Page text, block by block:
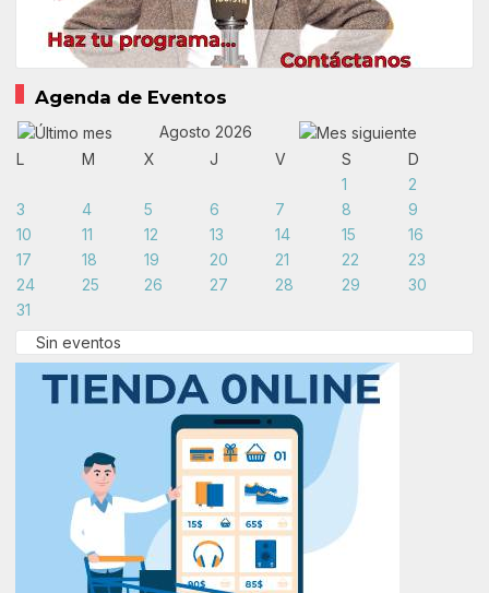
Agenda de Eventos
Agosto 2026
L
M X J V S
D
1
2
3
4 5 6 7 8
9
10
11 12 13 14 15
16
17
18 19 20 21 22
23
24
25 26 27 28 29
30
31
Sin eventos